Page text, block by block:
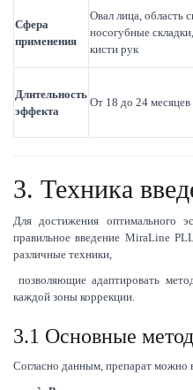
Сфера
применения
Овал лица, область
носогубные
кисти рук
Длительность
эффекта
От 18 до 24 месяцев
3. Техника
Для достижения оптимального
правильное введение MiraLine
различные техники,
позволяющие адаптировать
каждой зоны коррекции.
3.1 Основные
Согласно данным, препарат